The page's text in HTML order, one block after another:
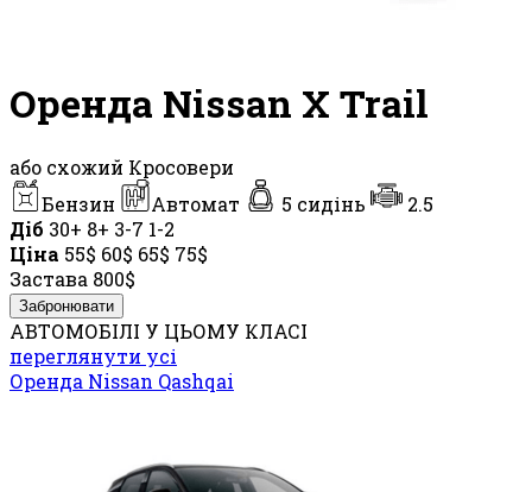
Оренда Nissan X Trail
або схожий Кросовери
Бензин
Автомат 5 сидінь
2.5
Діб 30+ 8+ 3-7 1-2
Ціна 55$ 60$ 65$ 75$
Застава 800$
Забронювати
АВТОМОБІЛІ У ЦЬОМУ КЛАСІ
переглянути усі
Оренда Nissan Qashqai